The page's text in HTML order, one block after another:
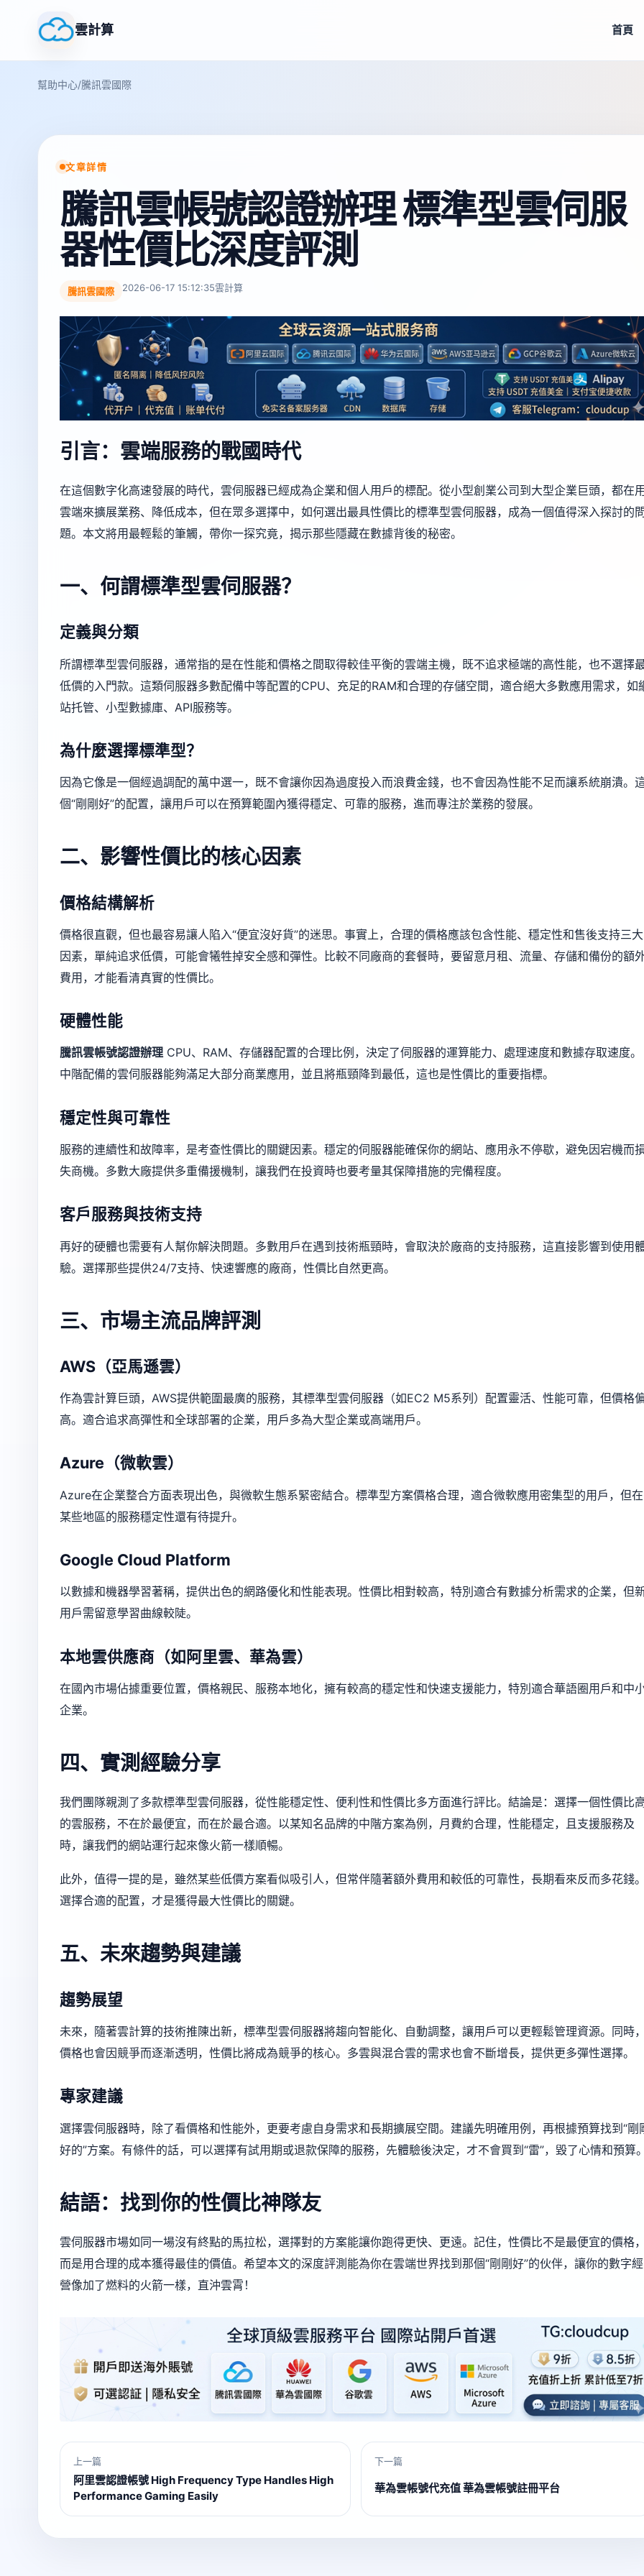
雲計算 首頁
幫助中心/騰訊雲國際
文章詳情
騰訊雲帳號認證辦理 標準型雲伺服
器性價比深度評測
騰訊雲國際 2026-06-17 15:12:35雲計算
引言：雲端服務的戰國時代
在這個數字化高速發展的時代，雲伺服器已經成為企業和個人用戶的標配。從小型創業公司到大型企業巨頭，都在
雲端來擴展業務、降低成本，但在眾多選擇中，如何選出最具性價比的標準型雲伺服器，成為一個值得深入探討的
題。本文將用最輕鬆的筆觸，帶你一探究竟，揭示那些隱藏在數據背後的秘密。
一、何謂標準型雲伺服器？
定義與分類
所謂標準型雲伺服器，通常指的是在性能和價格之間取得較佳平衡的雲端主機，既不追求極端的高性能，也不選擇
低價的入門款。這類伺服器多數配備中等配置的CPU、充足的RAM和合理的存儲空間，適合絕大多數應用需求，如
站托管、小型數據庫、API服務等。
為什麼選擇標準型？
因為它像是一個經過調配的萬中選一，既不會讓你因為過度投入而浪費金錢，也不會因為性能不足而讓系統崩潰。
個“剛剛好”的配置，讓用戶可以在預算範圍內獲得穩定、可靠的服務，進而專注於業務的發展。
二、影響性價比的核心因素
價格結構解析
價格很直觀，但也最容易讓人陷入“便宜沒好貨”的迷思。事實上，合理的價格應該包含性能、穩定性和售後支持三大
因素，單純追求低價，可能會犧牲掉安全感和彈性。比較不同廠商的套餐時，要留意月租、流量、存儲和備份的額
費用，才能看清真實的性價比。
硬體性能
騰訊雲帳號認證辦理 CPU、RAM、存儲器配置的合理比例，決定了伺服器的運算能力、處理速度和數據存取速度。
中階配備的雲伺服器能夠滿足大部分商業應用，並且將瓶頸降到最低，這也是性價比的重要指標。
穩定性與可靠性
服務的連續性和故障率，是考查性價比的關鍵因素。穩定的伺服器能確保你的網站、應用永不停歇，避免因宕機而
失商機。多數大廠提供多重備援機制，讓我們在投資時也要考量其保障措施的完備程度。
客戶服務與技術支持
再好的硬體也需要有人幫你解決問題。多數用戶在遇到技術瓶頸時，會取決於廠商的支持服務，這直接影響到使用
驗。選擇那些提供24/7支持、快速響應的廠商，性價比自然更高。
三、市場主流品牌評測
AWS（亞馬遜雲）
作為雲計算巨頭，AWS提供範圍最廣的服務，其標準型雲伺服器（如EC2 M5系列）配置靈活、性能可靠，但價格
高。適合追求高彈性和全球部署的企業，用戶多為大型企業或高端用戶。
Azure（微軟雲）
Azure在企業整合方面表現出色，與微軟生態系緊密結合。標準型方案價格合理，適合微軟應用密集型的用戶，但在
某些地區的服務穩定性還有待提升。
Google Cloud Platform
以數據和機器學習著稱，提供出色的網路優化和性能表現。性價比相對較高，特別適合有數據分析需求的企業，但
用戶需留意學習曲線較陡。
本地雲供應商（如阿里雲、華為雲）
在國內市場佔據重要位置，價格親民、服務本地化，擁有較高的穩定性和快速支援能力，特別適合華語圈用戶和中
企業。
四、實測經驗分享
我們團隊親測了多款標準型雲伺服器，從性能穩定性、便利性和性價比多方面進行評比。結論是：選擇一個性價比
的雲服務，不在於最便宜，而在於最合適。以某知名品牌的中階方案為例，月費約合理，性能穩定，且支援服務及
時，讓我們的網站運行起來像火箭一樣順暢。
此外，值得一提的是，雖然某些低價方案看似吸引人，但常伴隨著額外費用和較低的可靠性，長期看來反而多花錢
選擇合適的配置，才是獲得最大性價比的關鍵。
五、未來趨勢與建議
趨勢展望
未來，隨著雲計算的技術推陳出新，標準型雲伺服器將趨向智能化、自動調整，讓用戶可以更輕鬆管理資源。同時
價格也會因競爭而逐漸透明，性價比將成為競爭的核心。多雲與混合雲的需求也會不斷增長，提供更多彈性選擇。
專家建議
選擇雲伺服器時，除了看價格和性能外，更要考慮自身需求和長期擴展空間。建議先明確用例，再根據預算找到“剛
好的”方案。有條件的話，可以選擇有試用期或退款保障的服務，先體驗後決定，才不會買到“雷”，毀了心情和預算
結語：找到你的性價比神隊友
雲伺服器市場如同一場沒有終點的馬拉松，選擇對的方案能讓你跑得更快、更遠。記住，性價比不是最便宜的價格
而是用合理的成本獲得最佳的價值。希望本文的深度評測能為你在雲端世界找到那個“剛剛好”的伙伴，讓你的數字經
營像加了燃料的火箭一樣，直沖雲霄！
上一篇
阿里雲認證帳號 High Frequency Type Handles High
Performance Gaming Easily
下一篇
華為雲帳號代充值 華為雲帳號註冊平台